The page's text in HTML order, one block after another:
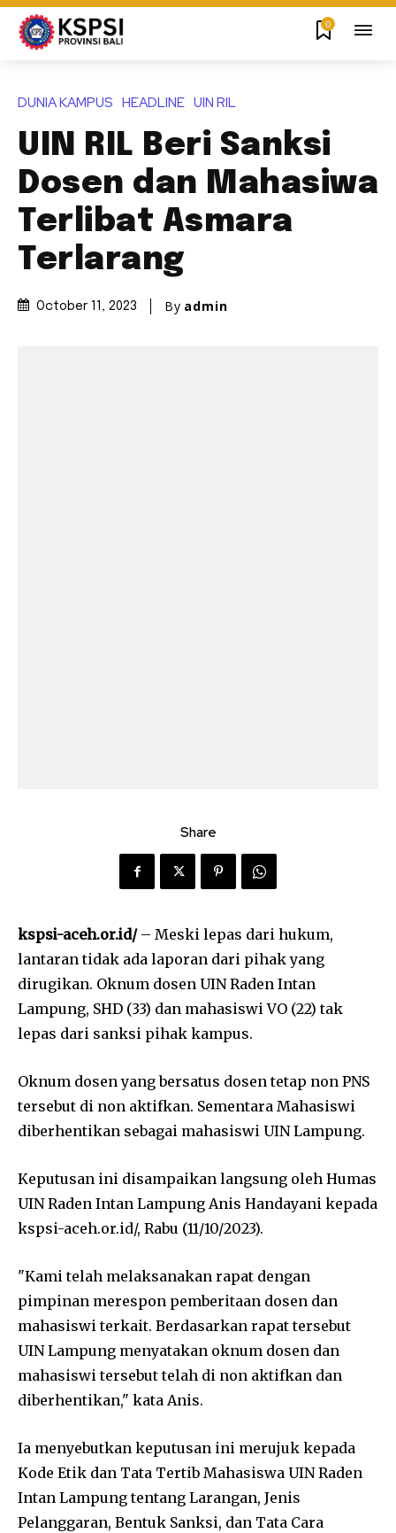
0
DUNIA KAMPUS HEADLINE UIN RIL
UIN RIL Beri Sanksi
Dosen dan Mahasiwa
Terlibat Asmara
Terlarang
October 11, 2023 By admin
Share
kspsi-aceh.or.id/– Meski lepas dari hukum,
lantaran tidak ada laporan dari pihak yang
dirugikan. Oknum dosen UIN Raden Intan
Lampung, SHD (33) dan mahasiswi VO (22) tak
lepas dari sanksi pihak kampus.
Oknum dosen yang bersatus dosen tetap non PNS
tersebut di non aktifkan. Sementara Mahasiswi
diberhentikan sebagai mahasiswi UIN Lampung.
Keputusan ini disampaikan langsung oleh Humas
UIN Raden Intan Lampung Anis Handayani kepada
kspsi-aceh.or.id/, Rabu (11/10/2023).
"Kami telah melaksanakan rapat dengan
pimpinan merespon pemberitaan dosen dan
mahasiswi terkait. Berdasarkan rapat tersebut
UIN Lampung menyatakan oknum dosen dan
mahasiswi tersebut telah di non aktifkan dan
diberhentikan," kata Anis.
Ia menyebutkan keputusan ini merujuk kepada
Kode Etik dan Tata Tertib Mahasiswa UIN Raden
Intan Lampung tentang Larangan, Jenis
Pelanggaran, Bentuk Sanksi, dan Tata Cara